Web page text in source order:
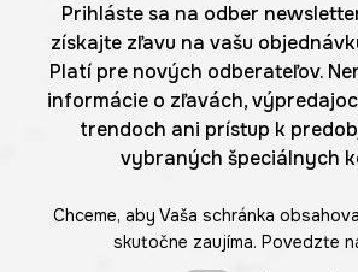
Prihláste sa na odber
získajte zľavu na vašu
Platí pre nových odberateľov.
informácie o zľavách,
trendoch ani prístup k
vybraných špeciálnych
Chceme, aby Vaša schránka
skutočne zaujíma. Povedzte